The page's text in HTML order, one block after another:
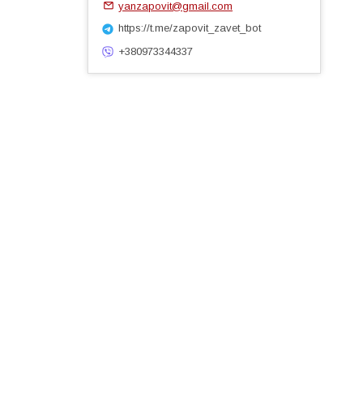
yanzapovit@gmail.com
https://t.me/zapovit_zavet_bot
+380973344337